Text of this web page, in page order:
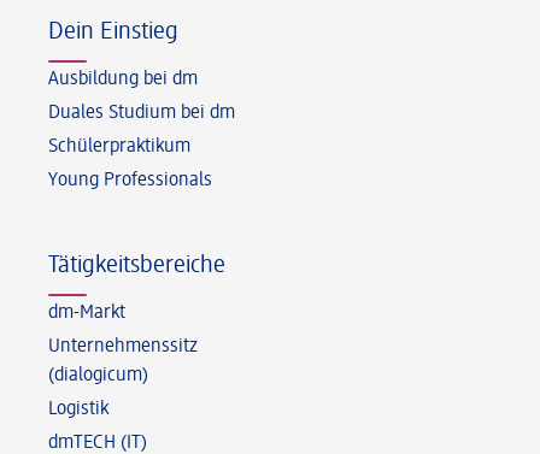
Dein Einstieg
Ausbildung bei dm
Duales Studium bei dm
Schülerpraktikum
Young Professionals
Tätigkeitsbereiche
dm-Markt
Unternehmenssitz
(dialogicum)
Logistik
dmTECH (IT)